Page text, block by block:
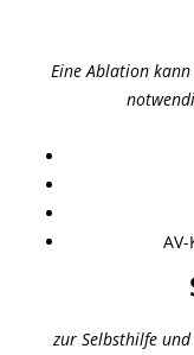
Eine Ablation
zur Selbsthilfe